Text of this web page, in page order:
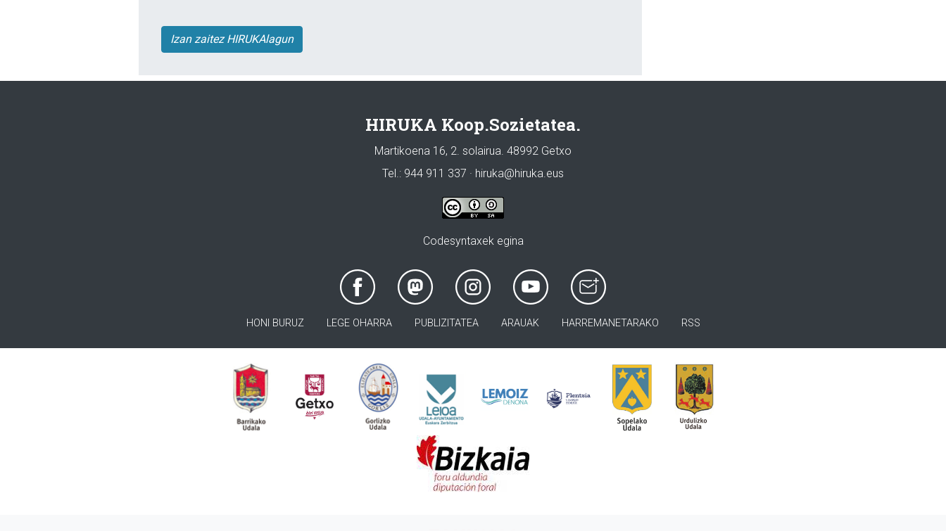
Izan zaitez HIRUKAlagun
HIRUKA Koop.Sozietatea.
Martikoena 16, 2. solairua. 48992 Getxo
Tel.: 944 911 337 · hiruka@hiruka.eus
Codesyntaxek egina
HONI BURUZ LEGE OHARRA PUBLIZITATEA ARAUAK HARREMANETARAKO RSS